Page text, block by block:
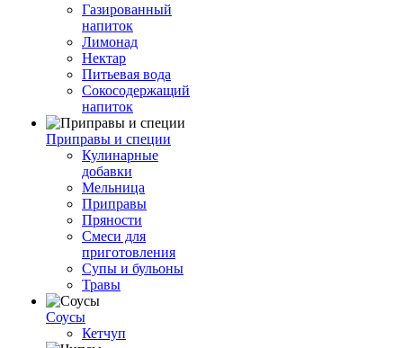
Газированный
напиток
Лимонад
Нектар
Питьевая вода
Сокосодержащий
напиток
Приправы и специи
Кулинарные
добавки
Мельница
Приправы
Пряности
Смеси для
приготовления
Супы и бульоны
Травы
Соусы
Кетчуп